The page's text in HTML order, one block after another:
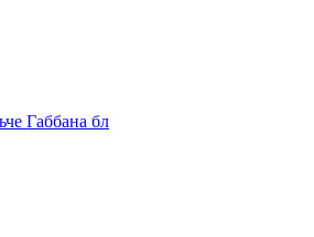
Габбана бл